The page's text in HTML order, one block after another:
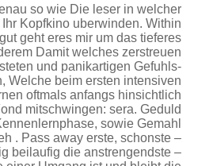
so wie Die leser in welcher
Kopfkino uberwinden. Within
geht eres mir um das tieferes
Damit welches zerstreuen
und panikartigen Gefuhls-
Welche beim ersten intensiven
oftmals anfangs hinsichtlich
mitschwingen: sera. Geduld
sowie Gemahl
. Pass away erste, schonste –
beilaufig die anstrengendste –